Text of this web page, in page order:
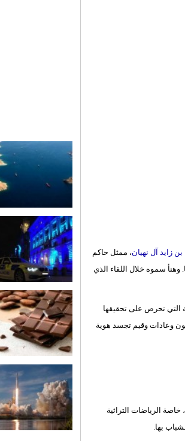
زايد آل نهيان، ممثل حاكم
اللجنة العليا المنظمة والفائزين في سباق مهرجان دلما الثالث للمحامل الشراعية فئة 60 قدمًا. وهنأ سموه خلال اللقاء الذي
التي تحرص على تحقيقها
وعادات وقيم تجسد هوية
الرياضات التراثية
بها.